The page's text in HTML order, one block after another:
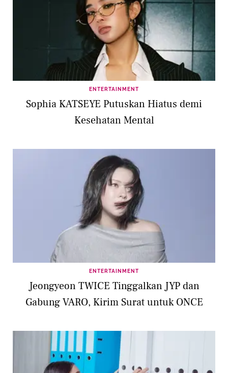
ENTERTAINMENT
Sophia KATSEYE Putuskan Hiatus demi
Kesehatan Mental
ENTERTAINMENT
Jeongyeon TWICE Tinggalkan JYP dan
Gabung VARO, Kirim Surat untuk ONCE